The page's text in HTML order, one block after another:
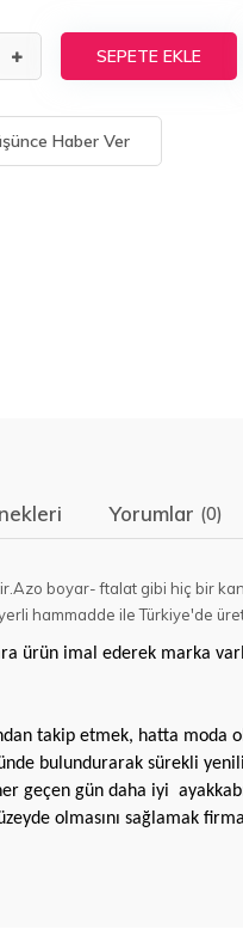
SEPETE EKLE
Haber Ver
Yorumlar (0)
boyar- ftalat gibi hiç bir
hammadde ile Türkiye'de
ürün imal ederek marka
takip etmek, hatta moda
bulundurarak sürekli
geçen gün daha iyi
olmasını sağlamak